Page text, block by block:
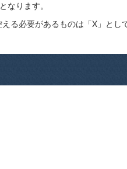
なります。
る必要があるものは「X」とし